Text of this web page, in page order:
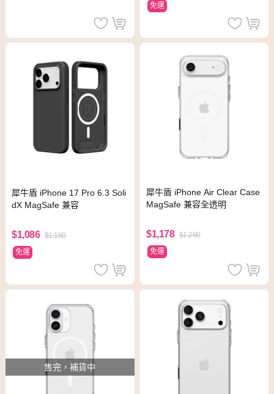
免運
犀牛盾 iPhone 17 Pro 6.3 Soli
dX MagSafe 兼容
$1,086 $1,180
免運
犀牛盾 iPhone Air Clear Case
MagSafe 兼容全透明
$1,178 $1,280
免運
售完，補貨中